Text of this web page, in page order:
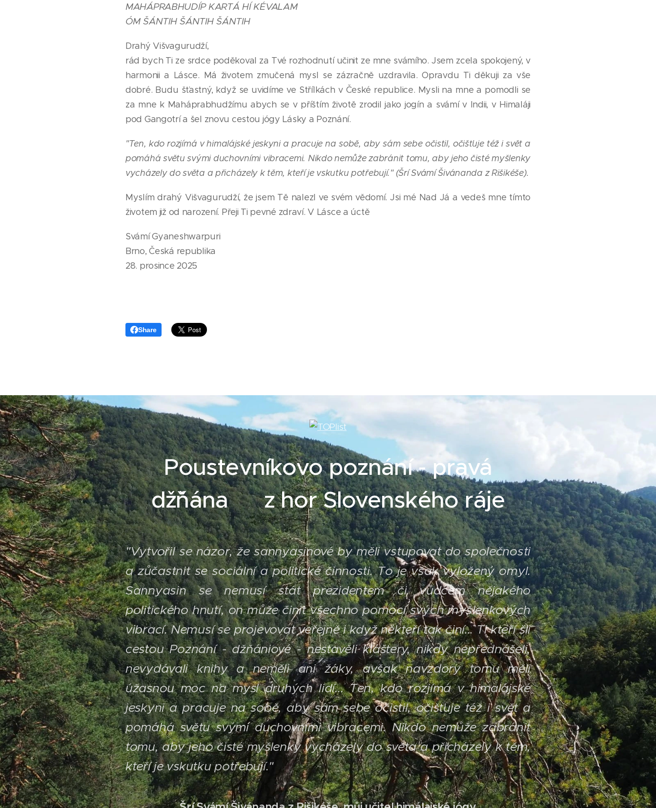
MAHÁPRABHUDÍP KARTÁ HÍ KÉVALAM
ÓM ŠÁNTIH ŠÁNTIH ŠÁNTIH
Drahý Višvagurudží,
rád bych Ti ze srdce poděkoval za Tvé rozhodnutí učinit ze mne svámího. Jsem zcela spokojený, v
harmonii a Lásce. Má životem zmučená mysl se zázračně uzdravila. Opravdu Ti děkuji za vše
dobré. Budu šťastný, když se uvidíme ve Střílkách v České republice. Mysli na mne a pomodli se
za mne k Maháprabhudžímu abych se v příštím životě zrodil jako jogín a svámí v Indii, v Himaláji
pod Gangotrí a šel znovu cestou jógy Lásky a Poznání.
"Ten, kdo rozjímá v himalájské jeskyni a pracuje na sobě, aby sám sebe očistil, očišťuje též i svět a
pomáhá světu svými duchovními vibracemi. Nikdo nemůže zabránit tomu, aby jeho čisté myšlenky
vycházely do světa a přicházely k těm, kteří je vskutku potřebují." (Šrí Svámí Šivánanda z Rišikéše).
Myslím drahý Višvagurudží, že jsem Tě nalezl ve svém vědomí. Jsi mé Nad Já a vedeš mne tímto
životem již od narození. Přeji Ti pevné zdraví. V Lásce a úctě
Svámí Gyaneshwarpuri
Brno, Česká republika
28. prosince 2025
Share
Poustevníkovo poznání - pravá
džˇňána z hor Slovenského ráje
"Vytvořil se názor, že sannyasinové by měli vstupovat do společnosti
a zůčastnit se sociální a politické činnosti. To je však vyložený omyl.
Sannyasin se nemusí stát prezidentem či vůdcem nějakého
politického hnutí, on může činit všechno pomocí svých myšlenkových
vibrací. Nemusí se projevovat veřejně i když někteří tak činí...Ti kteří šli
cestou Poznání - džňániové - nestavěli kláštery, nikdy nepřednášeli,
nevydávali knihy a neměli ani žáky, avšak navzdory tomu měli
úžasnou moc na mysl druhých lidí... Ten, kdo rozjímá v himalájské
jeskyni a pracuje na sobě, aby sám sebe očistil, očišťuje též i svět a
pomáhá světu svými duchovními vibracemi. Nikdo nemůže zabránit
tomu, aby jeho čisté myšlenky vycházely do světa a přicházely k těm,
kteří je vskutku potřebují."